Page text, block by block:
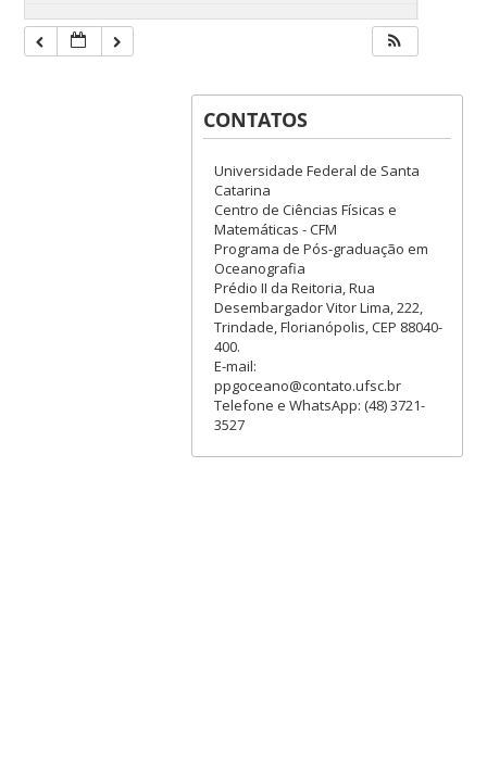
CONTATOS
Universidade Federal de Santa
Catarina
Centro de Ciências Físicas e
Matemáticas - CFM
Programa de Pós-graduação em
Oceanografia
Prédio II da Reitoria, Rua
Desembargador Vitor Lima, 222,
Trindade, Florianópolis, CEP 88040-
400.
E-mail:
ppgoceano@contato.ufsc.br
Telefone e WhatsApp: (48) 3721-
3527